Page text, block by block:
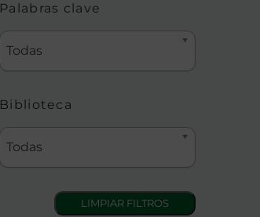
Palabras clave
Todas
Biblioteca
Todas